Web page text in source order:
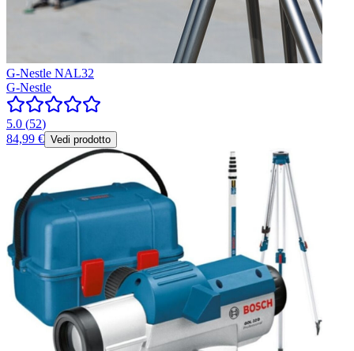
G-Nestle NAL32
G-Nestle
5.0 (52)
84,99 € Vedi prodotto